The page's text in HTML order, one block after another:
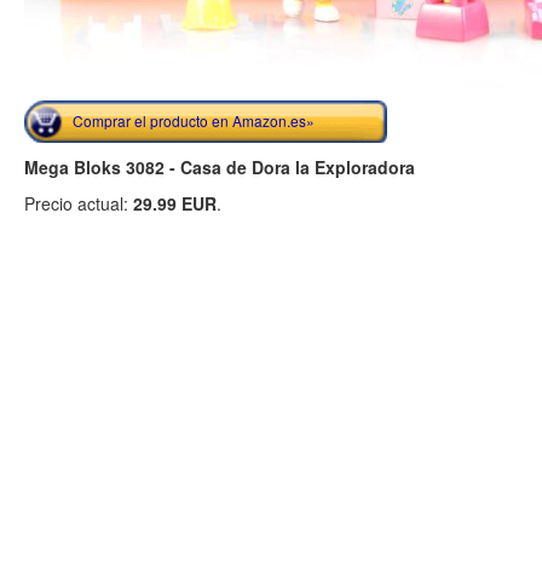
Comprar el producto en Amazon.es»
Mega Bloks 3082 - Casa de Dora la Exploradora
Precio actual: 29.99 EUR.